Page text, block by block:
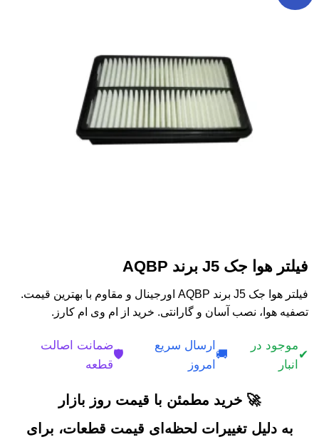
فیلتر هوا جک J5 برند AQBP
فیلتر هوا جک J5 برند AQBP اورجینال و مقاوم با بهترین قیمت.
تصفیه هوا، نصب آسان و گارانتی. خرید از ام وی ام کارز.
✔
موجود در
انبار
🚚
ارسال سریع
امروز
🛡️
ضمانت اصالت
قطعه
🚀 خرید مطمئن با قیمت روز بازار
به دلیل تغییرات لحظه‌ای قیمت قطعات، برای